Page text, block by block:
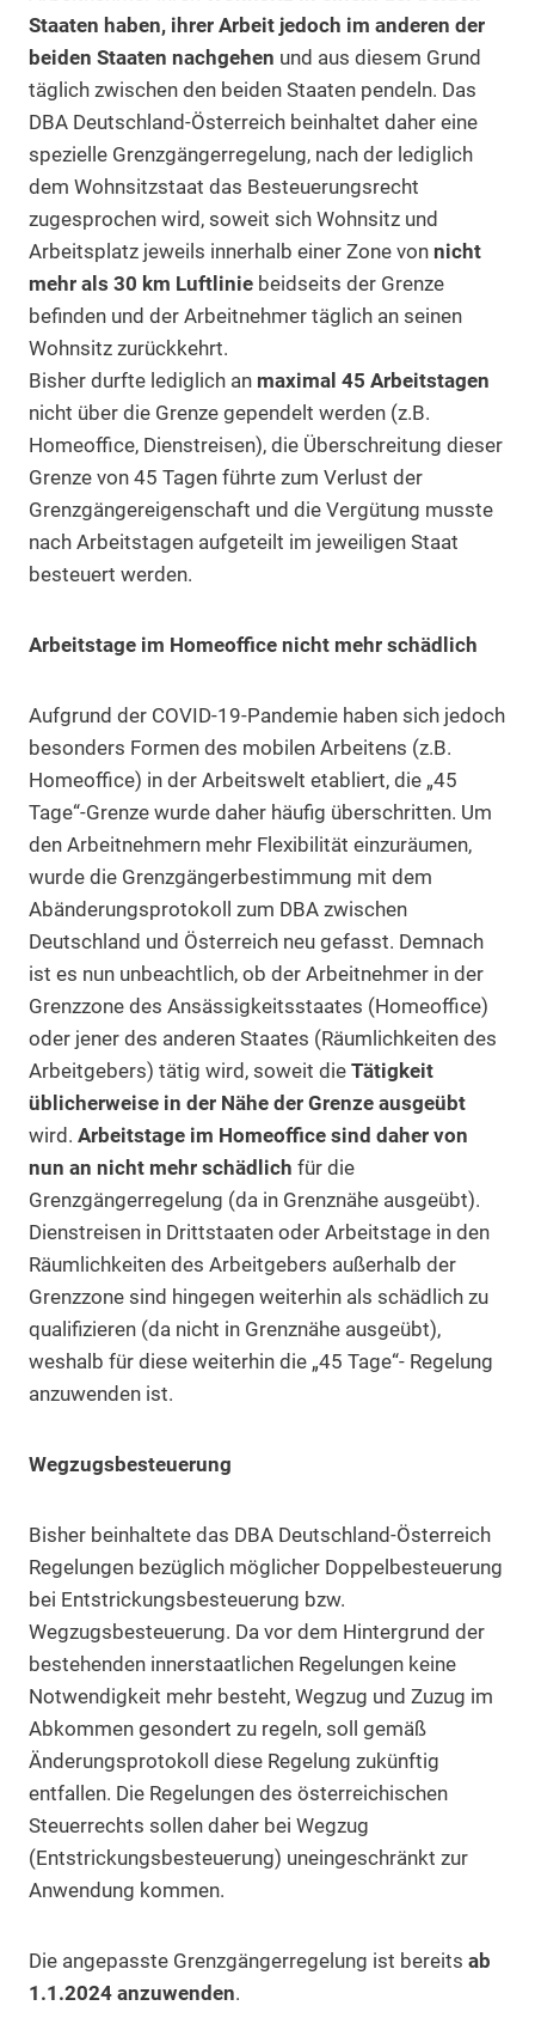
Staaten haben, ihrer Arbeit jedoch im anderen der
beiden Staaten nachgehen und aus diesem Grund
täglich zwischen den beiden Staaten pendeln. Das
DBA Deutschland-Österreich beinhaltet daher eine
spezielle Grenzgängerregelung, nach der lediglich
dem Wohnsitzstaat das Besteuerungsrecht
zugesprochen wird, soweit sich Wohnsitz und
Arbeitsplatz jeweils innerhalb einer Zone von nicht
mehr als 30 km Luftlinie beidseits der Grenze
befinden und der Arbeitnehmer täglich an seinen
Wohnsitz zurückkehrt.
Bisher durfte lediglich an maximal 45 Arbeitstagen
nicht über die Grenze gependelt werden (z.B.
Homeoffice, Dienstreisen), die Überschreitung dieser
Grenze von 45 Tagen führte zum Verlust der
Grenzgängereigenschaft und die Vergütung musste
nach Arbeitstagen aufgeteilt im jeweiligen Staat
besteuert werden.
Arbeitstage im Homeoffice nicht mehr schädlich
Aufgrund der COVID-19-Pandemie haben sich jedoch
besonders Formen des mobilen Arbeitens (z.B.
Homeoffice) in der Arbeitswelt etabliert, die „45
Tage“-Grenze wurde daher häufig überschritten. Um
den Arbeitnehmern mehr Flexibilität einzuräumen,
wurde die Grenzgängerbestimmung mit dem
Abänderungsprotokoll zum DBA zwischen
Deutschland und Österreich neu gefasst. Demnach
ist es nun unbeachtlich, ob der Arbeitnehmer in der
Grenzzone des Ansässigkeitsstaates (Homeoffice)
oder jener des anderen Staates (Räumlichkeiten des
Arbeitgebers) tätig wird, soweit die Tätigkeit
üblicherweise in der Nähe der Grenze ausgeübt
wird. Arbeitstage im Homeoffice sind daher von
nun an nicht mehr schädlich für die
Grenzgängerregelung (da in Grenznähe ausgeübt).
Dienstreisen in Drittstaaten oder Arbeitstage in den
Räumlichkeiten des Arbeitgebers außerhalb der
Grenzzone sind hingegen weiterhin als schädlich zu
qualifizieren (da nicht in Grenznähe ausgeübt),
weshalb für diese weiterhin die „45 Tage“- Regelung
anzuwenden ist.
Wegzugsbesteuerung
Bisher beinhaltete das DBA Deutschland-Österreich
Regelungen bezüglich möglicher Doppelbesteuerung
bei Entstrickungsbesteuerung bzw.
Wegzugsbesteuerung. Da vor dem Hintergrund der
bestehenden innerstaatlichen Regelungen keine
Notwendigkeit mehr besteht, Wegzug und Zuzug im
Abkommen gesondert zu regeln, soll gemäß
Änderungsprotokoll diese Regelung zukünftig
entfallen. Die Regelungen des österreichischen
Steuerrechts sollen daher bei Wegzug
(Entstrickungsbesteuerung) uneingeschränkt zur
Anwendung kommen.
Die angepasste Grenzgängerregelung ist bereits ab
1.1.2024 anzuwenden.